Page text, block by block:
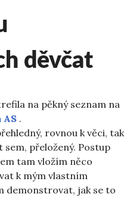
děvčat
na pěkný seznam na
AS .
rovnou k věci, tak
přeložený. Postup
tam vložím něco
k mým vlastním
demonstrovat, jak se to